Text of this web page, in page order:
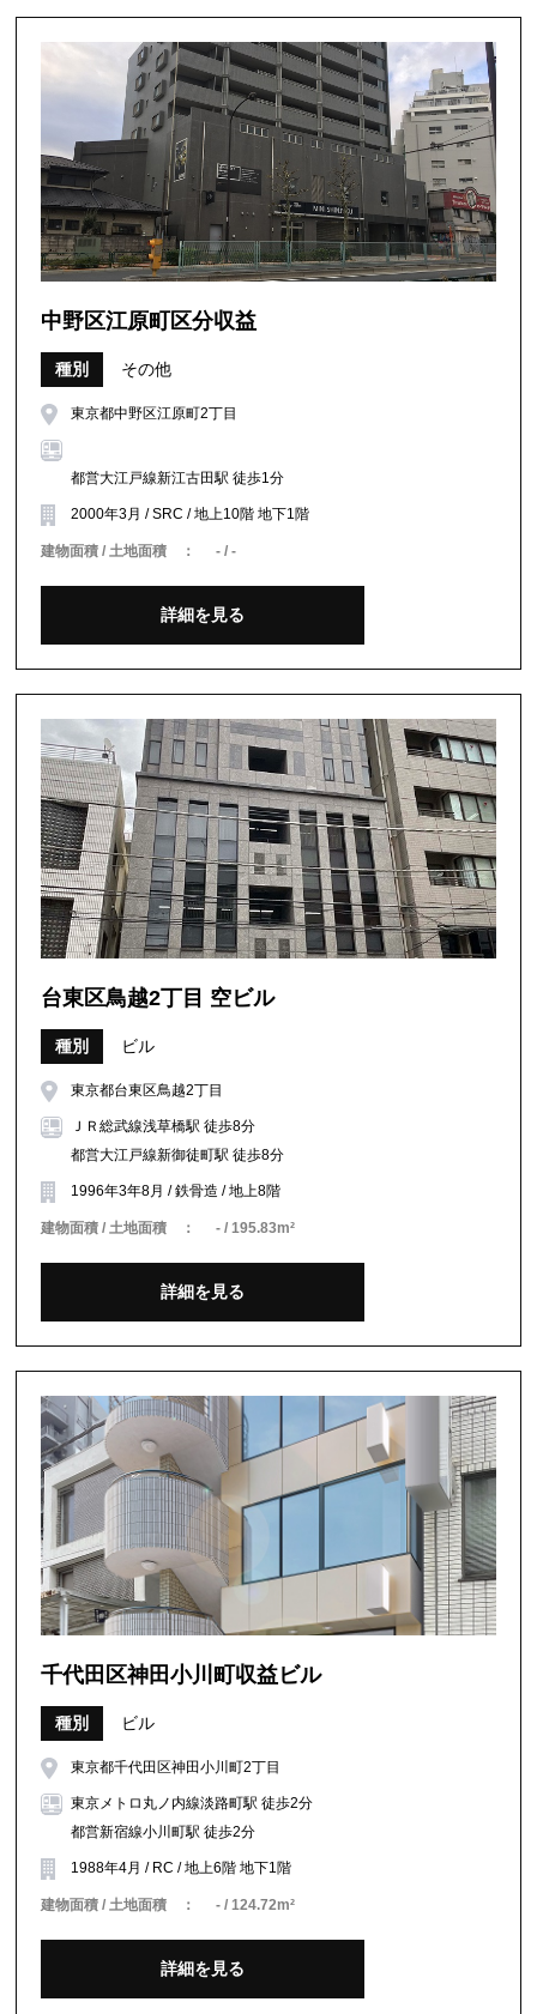
中野区江原町区分収益
種別 その他
東京都中野区江原町2丁目
都営大江戸線新江古田駅 徒歩1分
2000年3月 / SRC / 地上10階 地下1階
建物面積 / 土地面積 ： - / -
詳細を見る
台東区鳥越2丁目 空ビル
種別 ビル
東京都台東区鳥越2丁目
ＪＲ総武線浅草橋駅 徒歩8分
都営大江戸線新御徒町駅 徒歩8分
1996年3年8月 / 鉄骨造 / 地上8階
建物面積 / 土地面積 ： - / 195.83m²
詳細を見る
千代田区神田小川町収益ビル
種別 ビル
東京都千代田区神田小川町2丁目
東京メトロ丸ノ内線淡路町駅 徒歩2分
都営新宿線小川町駅 徒歩2分
1988年4月 / RC / 地上6階 地下1階
建物面積 / 土地面積 ： - / 124.72m²
詳細を見る